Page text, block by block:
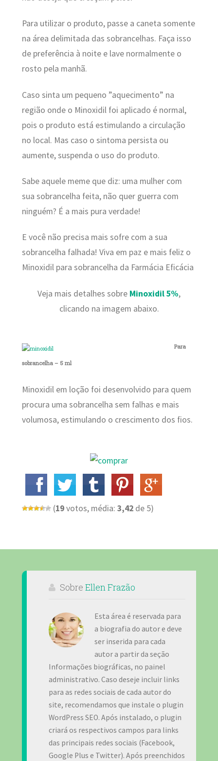
Para utilizar o produto, passe a caneta somente
na área delimitada das sobrancelhas. Faça isso
de preferência à noite e lave normalmente o
rosto pela manhã.
Caso sinta um pequeno ”aquecimento” na
região onde o Minoxidil foi aplicado é normal,
pois o produto está estimulando a circulação
no local. Mas caso o sintoma persista ou
aumente, suspenda o uso do produto.
Sabe aquele meme que diz: uma mulher com
sua sobrancelha feita, não quer guerra com
ninguém? É a mais pura verdade!
E você não precisa mais sofre com a sua
sobrancelha falhada! Viva em paz e mais feliz o
Minoxidil para sobrancelha da Farmácia Eficácia
Veja mais detalhes sobre Minoxidil 5%,
clicando na imagem abaixo.
Para
sobrancelha – 5 ml
Minoxidil em loção foi desenvolvido para quem
procura uma sobrancelha sem falhas e mais
volumosa, estimulando o crescimento dos fios.
(19votos, média: 3,42de 5)
Sobre Ellen Frazão
Esta área é reservada para
a biografia do autor e deve
ser inserida para cada
autor a partir da seção
Informações biográficas, no painel
administrativo. Caso deseje incluir links
para as redes sociais de cada autor do
site, recomendamos que instale o plugin
WordPress SEO. Após instalado, o plugin
criará os respectivos campos para links
das principais redes sociais (Facebook,
Google Plus e Twitter). Após preenchidos